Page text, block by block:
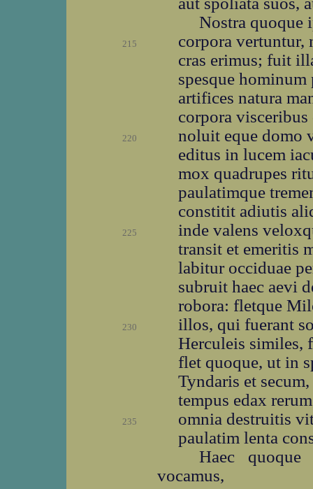
Nostra quoque
215
corpora vertuntur,
cras erimus; fuit
spesque
artifices natura
corpora
220
noluit eque domo
editus in lucem
mox quadrupes
paulatimque
constitit adiutis
225
inde valens
transit et emeritis
labitur occiduae
subruit haec aevi
robora: fletque
230
illos, qui fuerant
Herculeis similes,
flet quoque, ut in
Tyndaris et
tempus edax
235
omnia destruitis
paulatim lenta
Haec quoque
vocamus,